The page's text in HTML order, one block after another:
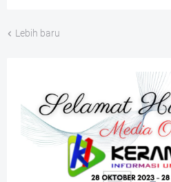
Lebih baru